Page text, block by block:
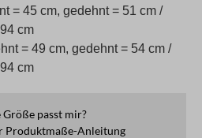
= 45 cm, gedehnt = 51 cm /
cm
= 49 cm, gedehnt = 54 cm /
cm
Größe passt mir?
Produktmaße-Anleitung